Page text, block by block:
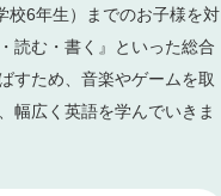
校6年生）までのお子様を対
読む・書く』といった総合
すため、音楽やゲームを取
幅広く英語を学んでいきま